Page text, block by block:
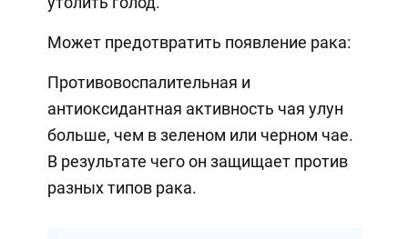
Может предотвратить появление рака:
Противовоспалительная и
антиоксидантная активность чая улун
больше, чем в зеленом или черном чае.
В результате чего он защищает против
разных типов рака.